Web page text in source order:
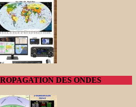
DES ONDES